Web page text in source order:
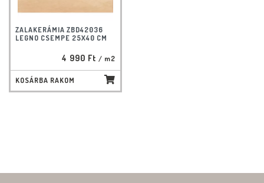
ZALAKERÁMIA ZBD42036
LEGNO CSEMPE 25X40 CM
4 990 Ft / m2
KOSÁRBA RAKOM